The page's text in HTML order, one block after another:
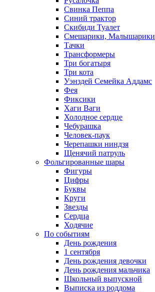
Свинка Пеппа
Синий трактор
Скибиди Туалет
Смешарики, Малышарики
Тачки
Трансформеры
Три богатыря
Три кота
Уэнздей Семейка Аддамс
Фея
Фиксики
Хаги Ваги
Холодное сердце
Чебурашка
Человек-паук
Черепашки ниндзя
Щенячий патруль
Фольгированные шары
Фигуры
Цифры
Буквы
Круги
Звезды
Сердца
Ходячие
По событиям
День рождения
1 сентября
День рождения девочки
День рождения мальчика
Школьный выпускной
Выписка из роддома